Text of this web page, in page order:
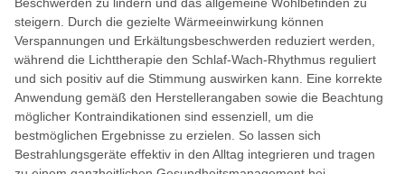
steigern. Durch die gezielte Wärmeeinwirkung können
Verspannungen und Erkältungsbeschwerden reduziert werden,
während die Lichttherapie den Schlaf-Wach-Rhythmus reguliert
und sich positiv auf die Stimmung auswirken kann. Eine korrekte
Anwendung gemäß den Herstellerangaben sowie die Beachtung
möglicher Kontraindikationen sind essenziell, um die
bestmöglichen Ergebnisse zu erzielen. So lassen sich
Bestrahlungsgeräte effektiv in den Alltag integrieren und tragen